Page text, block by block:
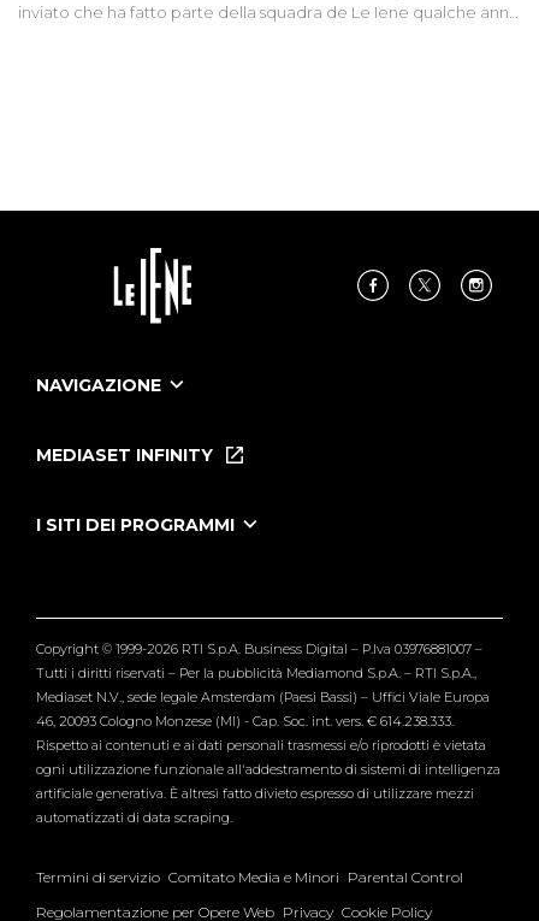
inviato che ha fatto parte della squadra de Le Iene qualche anno
NAVIGAZIONE
Le Iene Presentano Inside
Tutti i servizi
MEDIASET INFINITY
I SITI DEI PROGRAMMI
Verissimo
Copyright © 1999-2026 RTI S.p.A. Business Digital – P.Iva 03976881007 –
Tutti i diritti riservati – Per la pubblicità Mediamond S.p.A. – RTI S.p.A.,
Mediaset N.V., sede legale Amsterdam (Paesi Bassi) – Uffici Viale Europa
46, 20093 Cologno Monzese (MI) - Cap. Soc. int. vers. € 614.238.333.
Rispetto ai contenuti e ai dati personali trasmessi e/o riprodotti è vietata
ogni utilizzazione funzionale all'addestramento di sistemi di intelligenza
artificiale generativa. È altresì fatto divieto espresso di utilizzare mezzi
automatizzati di data scraping.
Termini di servizio Comitato Media e Minori Parental Control
Regolamentazione per Opere Web Privacy Cookie Policy